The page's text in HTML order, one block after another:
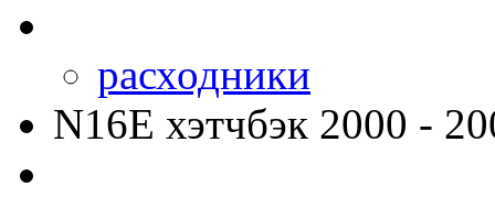
расходники
N16E хэтчбэк 2000 -